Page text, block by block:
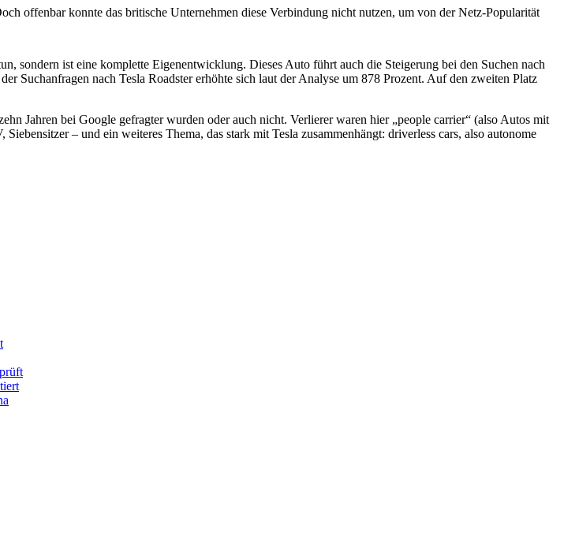
offenbar konnte das britische Unternehmen diese Verbindung nicht nutzen, um von der Netz-Popularität
sondern ist eine komplette Eigenentwicklung. Dieses Auto führt auch die Steigerung bei den Suchen nach
Suchanfragen nach Tesla Roadster erhöhte sich laut der Analyse um 878 Prozent. Auf den zweiten Platz
Jahren bei Google gefragter wurden oder auch nicht. Verlierer waren hier „people carrier“ (also Autos mit
– und ein weiteres Thema, das stark mit Tesla zusammenhängt: driverless cars, also autonome